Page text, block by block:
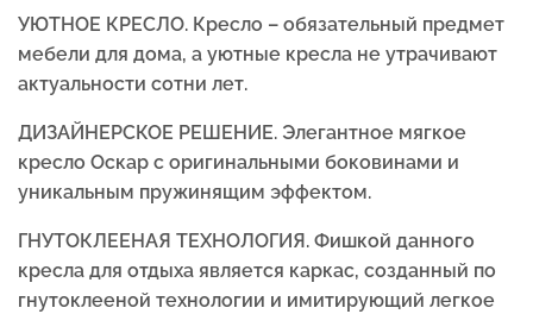
УЮТНОЕ КРЕСЛО. Кресло – обязательный предмет
мебели для дома, а уютные кресла не утрачивают
актуальности сотни лет.
ДИЗАЙНЕРСКОЕ РЕШЕНИЕ. Элегантное мягкое
кресло Оскар с оригинальными боковинами и
уникальным пружинящим эффектом.
ГНУТОКЛЕЕНАЯ ТЕХНОЛОГИЯ. Фишкой данного
кресла для отдыха является каркас, созданный по
гнутоклееной технологии и имитирующий легкое